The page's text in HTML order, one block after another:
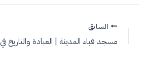
السابق
مسجد قباء المدينة | العبادة والتاريخ